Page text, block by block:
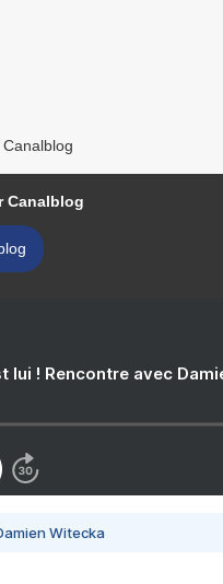
Canalblog
lui ! Rencontre avec
Witecka